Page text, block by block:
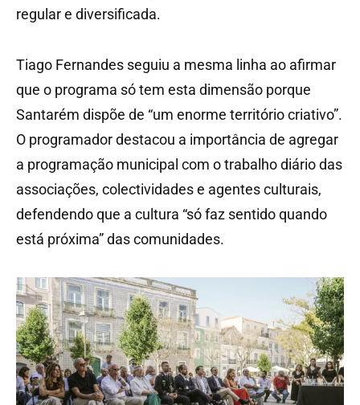
regular e diversificada.
Tiago Fernandes seguiu a mesma linha ao afirmar
que o programa só tem esta dimensão porque
Santarém dispõe de “um enorme território criativo”.
O programador destacou a importância de agregar
a programação municipal com o trabalho diário das
associações, colectividades e agentes culturais,
defendendo que a cultura “só faz sentido quando
está próxima” das comunidades.